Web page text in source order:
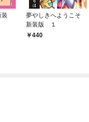
夢やしきへようこそ
新装版 １
440